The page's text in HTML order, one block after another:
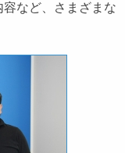
など、さまざまな